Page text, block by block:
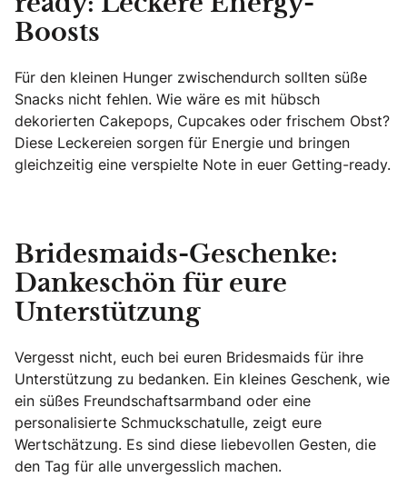
Boosts
Für den kleinen Hunger zwischendurch sollten süße
Snacks nicht fehlen. Wie wäre es mit hübsch
dekorierten Cakepops, Cupcakes oder frischem Obst?
Diese Leckereien sorgen für Energie und bringen
gleichzeitig eine verspielte Note in euer Getting-ready.
Bridesmaids-Geschenke:
Dankeschön für eure
Unterstützung
Vergesst nicht, euch bei euren Bridesmaids für ihre
Unterstützung zu bedanken. Ein kleines Geschenk, wie
ein süßes Freundschaftsarmband oder eine
personalisierte Schmuckschatulle, zeigt eure
Wertschätzung. Es sind diese liebevollen Gesten, die
den Tag für alle unvergesslich machen.